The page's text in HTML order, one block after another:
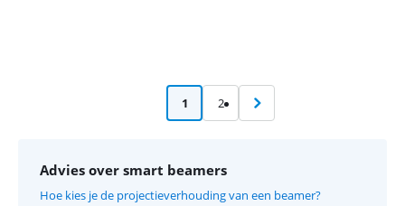
1 2
Advies over smart beamers
Hoe kies je de projectieverhouding van een beamer?